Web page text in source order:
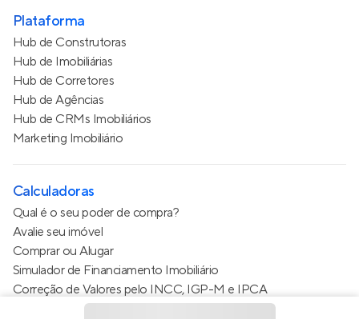
Plataforma
Hub de Construtoras
Hub de Imobiliárias
Hub de Corretores
Hub de Agências
Hub de CRMs Imobiliários
Marketing Imobiliário
Calculadoras
Qual é o seu poder de compra?
Avalie seu imóvel
Comprar ou Alugar
Simulador de Financiamento Imobiliário
Correção de Valores pelo INCC, IGP-M e IPCA
Estimativa de valor do condomínio